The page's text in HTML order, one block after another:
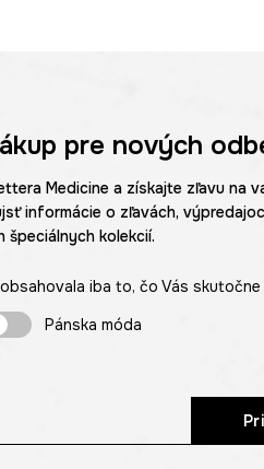
pre nových
Medicine a získajte zľavu na
informácie o zľavách,
špeciálnych kolekcií.
iba to, čo Vás
Pánska móda